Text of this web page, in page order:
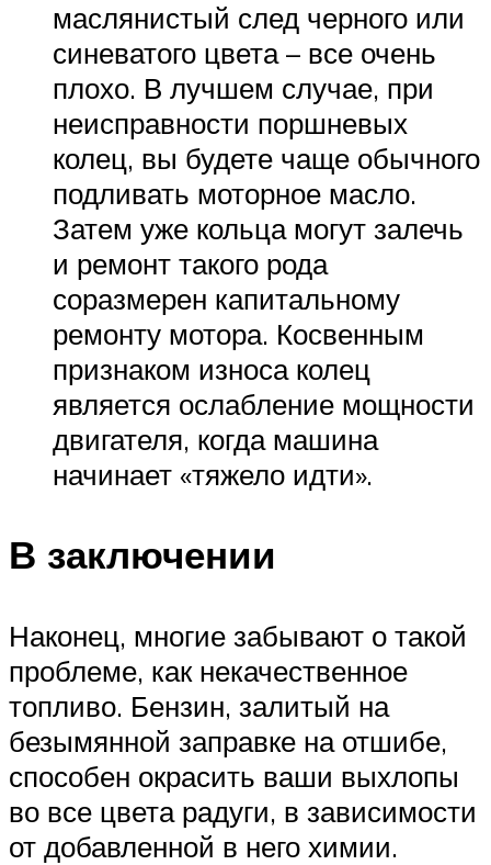
маслянистый след черного или
синеватого цвета – все очень
плохо. В лучшем случае, при
неисправности поршневых
колец, вы будете чаще обычного
подливать моторное масло.
Затем уже кольца могут залечь
и ремонт такого рода
соразмерен капитальному
ремонту мотора. Косвенным
признаком износа колец
является ослабление мощности
двигателя, когда машина
начинает «тяжело идти».
В заключении
Наконец, многие забывают о такой
проблеме, как некачественное
топливо. Бензин, залитый на
безымянной заправке на отшибе,
способен окрасить ваши выхлопы
во все цвета радуги, в зависимости
от добавленной в него химии.